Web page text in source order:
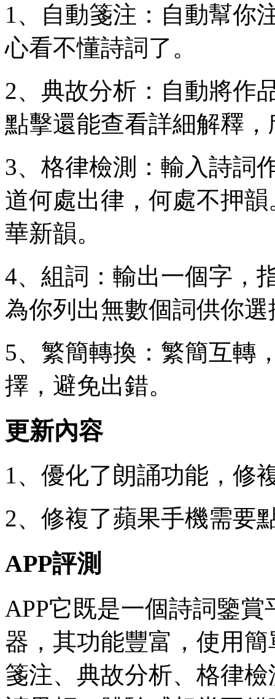
1、自動箋注：自動幫你
心看不懂詩詞了。
2、典故分析：自動將
點擊還能查看詳細解釋
3、格律檢測：輸入詩詞
道何處出律，何處不押
華新韻。
4、組詞：輸出一個字，
為你列出無數個詞供你
5、繁簡轉換：繁簡互轉
擇，避免出錯。
更新內容
1、優化了朗誦功能，修
2、修複了蘋果手機需要
APP評測
APP它既是一個詩詞鑒
器，其功能豐富，使用
箋注、典故分析、格律